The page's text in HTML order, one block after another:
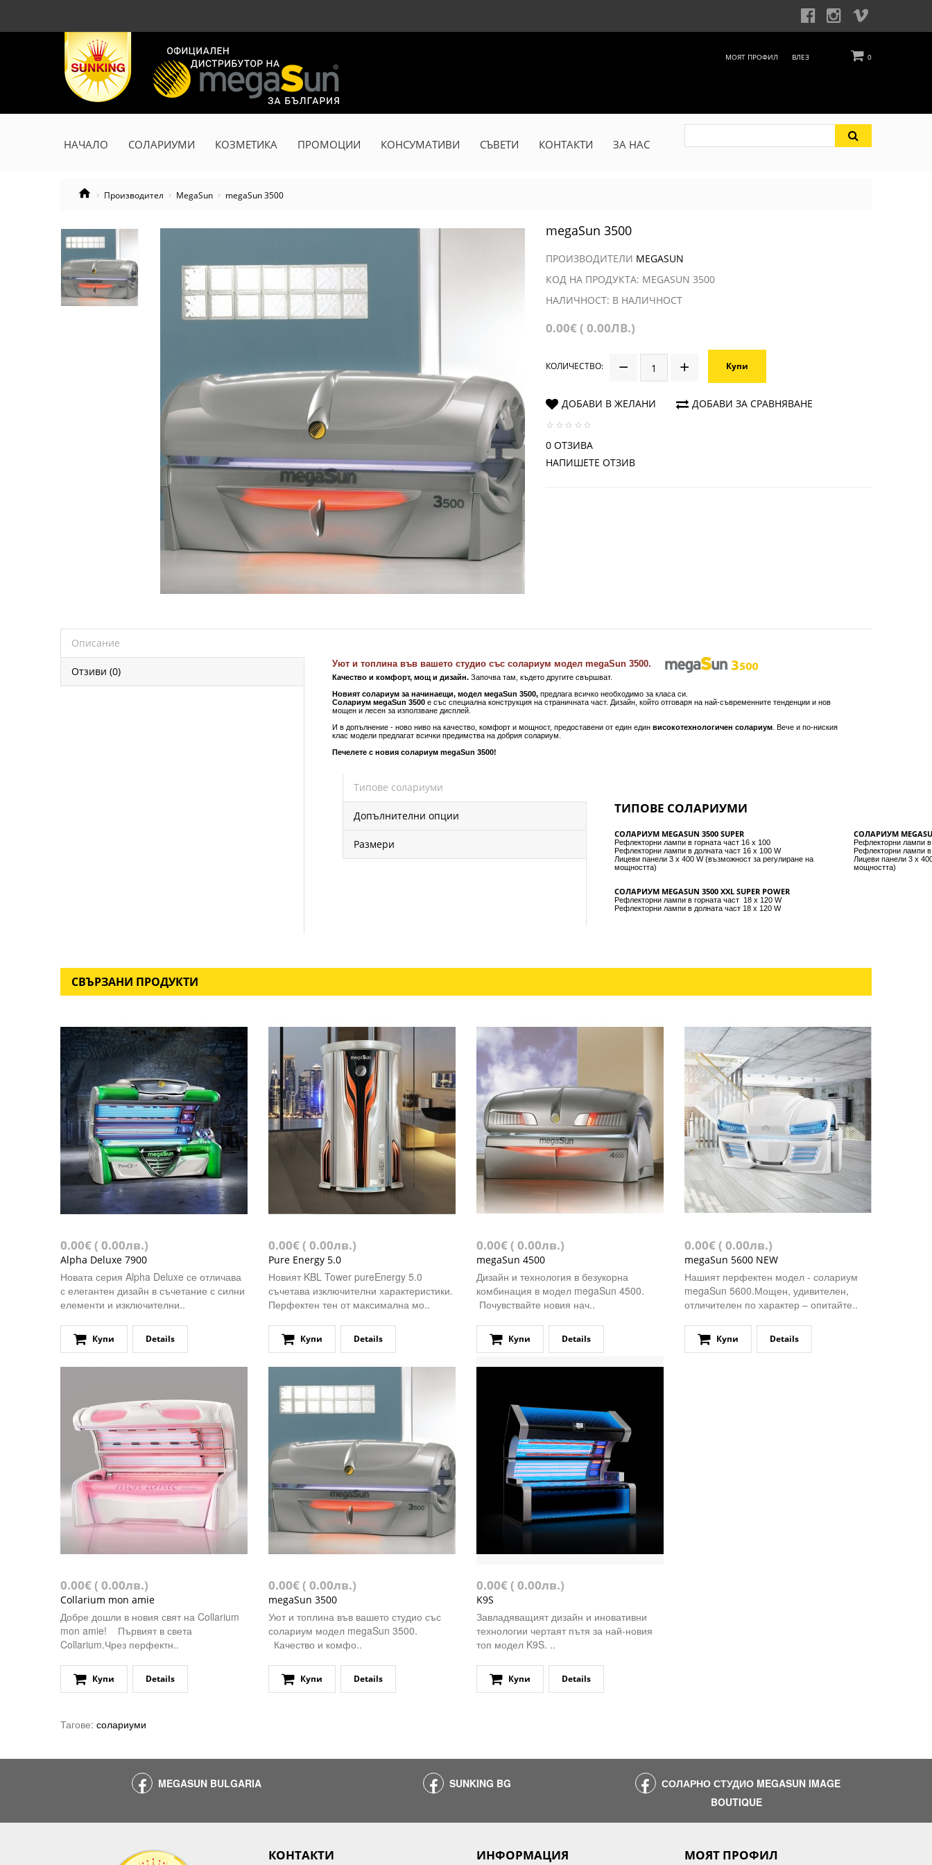
0
МОЯТ ПРОФИЛ ВЛЕЗ
НАЧАЛО СОЛАРИУМИ КОЗМЕТИКА ПРОМОЦИИ КОНСУМАТИВИ СЪВЕТИ КОНТАКТИ ЗА НАС
Производител MegaSun megaSun 3500
megaSun 3500
ПРОИЗВОДИТЕЛИ MEGASUN
КОД НА ПРОДУКТА: MEGASUN 3500
НАЛИЧНОСТ: В НАЛИЧНОСТ
0.00€ ( 0.00ЛВ.)
КОЛИЧЕСТВО: Купи
ДОБАВИ В ЖЕЛАНИ ДОБАВИ ЗА СРАВНЯВАНЕ
0 ОТЗИВА
НАПИШЕТЕ ОТЗИВ
Описание
Отзиви (0)
Уют и топлина във вашето студио със солариум модел megaSun 3500.
Качество и комфорт, мощ и дизайн. Започва там, където другите свършват.
Новият солариум за начинаещи, модел мegaSun 3500, предлага всичко необходимо за класа си.
Солариум мegaSun 3500 е със специална конструкция на страничната част. Дизайн, който отговаря на най-съвременните тенденции и нов
мощен и лесен за използване дисплей.
И в допълнение - ново ниво на качество, комфорт и мощност, предоставени от един един високотехнологичен солариум . Вече и по-ниския
клас модели предлагат всички предимства на добрия солариум.
Печелете с новия солариум megaSun 3500!
Типове солариуми
Допълнителни опции
Размери
ТИПОВЕ СОЛАРИУМИ
СОЛАРИУМ MEGASUN 3500 SUPER
Рефлекторни лампи в горната част 16 x 100
Рефлекторни лампи в долната част 16 x 100 W
Лицеви панели 3 x 400 W (възможност за регулиране на
мощността)
СОЛАРИУМ
Рефлекторни лампи в
Рефлекторни лампи
Лицеви панели 3 x
мощността)
СОЛАРИУМ MEGASUN 3500 XXL SUPER POWER
Рефлекторни лампи в горната част 18 x 120 W
Рефлекторни лампи в долната част 18 x 120 W
СВЪРЗАНИ ПРОДУКТИ
0.00€ ( 0.00лв.)
Alpha Deluxe 7900
Новата серия Alpha Deluxe се отличава
с елегантен дизайн в съчетание с силни
елементи и изключителни..
Купи Details
0.00€ ( 0.00лв.)
Pure Energy 5.0
Новият KBL Tower pureEnergy 5.0
съчетава изключителни характеристики.
Перфектен тен от максимална мо..
Купи Details
0.00€ ( 0.00лв.)
megaSun 4500
Дизайн и технология в безукорна
комбинация в модел megaSun 4500.
Почувствайте новия нач..
Купи Details
0.00€ ( 0.00лв.)
megaSun 5600 NEW
Нашият перфектен модел - солариум
megaSun 5600.Мощен, удивителен,
отличителен по характер – опитайте..
Купи Details
0.00€ ( 0.00лв.)
Collarium mon amie
Добре дошли в новия свят на Collarium
mon amie! Първият в света
Collarium.Чрез перфектн..
Купи Details
0.00€ ( 0.00лв.)
megaSun 3500
Уют и топлина във вашето студио със
солариум модел megaSun 3500.
Качество и комфо..
Купи Details
0.00€ ( 0.00лв.)
K9S
Завладяващият дизайн и иновативни
технологии чертаят пътя за най-новия
топ модел K9S. ..
Купи Details
Тагове: солариуми
MEGASUN BULGARIA SUNKING BG
СОЛАРНО СТУДИО MEGASUN IMAGE
BOUTIQUE
КОНТАКТИ ИНФОРМАЦИЯ МОЯТ ПРОФИЛ